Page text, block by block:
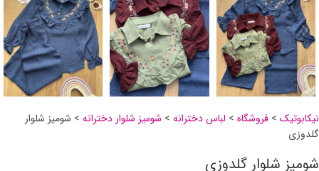
نیکابوتیک > فروشگاه > لباس دخترانه > شومیز شلوار دخترانه > شومیز شلوار
گلدوزی
شومیز شلوار گلدوزی